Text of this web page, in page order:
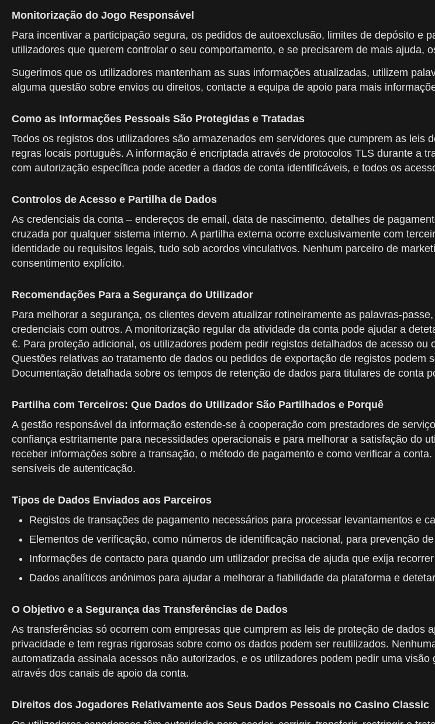
Monitorização do Jogo Responsável
Para incentivar a participação segura, os pedidos de autoexclusão, limites de depósito e
utilizadores que querem controlar o seu comportamento, e se precisarem de mais ajuda,
Sugerimos que os utilizadores mantenham as suas informações atualizadas, utilizem
alguma questão sobre envios ou direitos, contacte a equipa de apoio para mais
Como as Informações Pessoais São Protegidas e Tratadas
Todos os registos dos utilizadores são armazenados em servidores que cumprem as
regras locais português. A informação é encriptada através de protocolos TLS durante a
com autorização específica pode aceder a dados de conta identificáveis, e todos os
Controlos de Acesso e Partilha de Dados
As credenciais da conta – endereços de email, data de nascimento, detalhes de
cruzada por qualquer sistema interno. A partilha externa ocorre exclusivamente com
identidade ou requisitos legais, tudo sob acordos vinculativos. Nenhum parceiro de
consentimento explícito.
Recomendações Para a Segurança do Utilizador
Para melhorar a segurança, os clientes devem atualizar rotineiramente as palavras-
credenciais com outros. A monitorização regular da atividade da conta pode ajudar a
€. Para proteção adicional, os utilizadores podem pedir registos detalhados de acesso
Questões relativas ao tratamento de dados ou pedidos de exportação de registos
Documentação detalhada sobre os tempos de retenção de dados para titulares de conta
Partilha com Terceiros: Que Dados do Utilizador São Partilhados e Porquê
A gestão responsável da informação estende-se à cooperação com prestadores de
confiança estritamente para necessidades operacionais e para melhorar a satisfação do
receber informações sobre a transação, o método de pagamento e como verificar a
sensíveis de autenticação.
Tipos de Dados Enviados aos Parceiros
Registos de transações de pagamento necessários para processar levantamentos e
Elementos de verificação, como números de identificação nacional, para prevenção
Informações de contacto para quando um utilizador precisa de ajuda que exija
Dados analíticos anónimos para ajudar a melhorar a fiabilidade da plataforma e
O Objetivo e a Segurança das Transferências de Dados
As transferências só ocorrem com empresas que cumprem as leis de proteção de
privacidade e tem regras rigorosas sobre como os dados podem ser reutilizados.
automatizada assinala acessos não autorizados, e os utilizadores podem pedir uma
através dos canais de apoio da conta.
Direitos dos Jogadores Relativamente aos Seus Dados Pessoais no Casino Classic